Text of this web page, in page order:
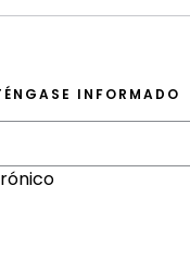
INFORMADO